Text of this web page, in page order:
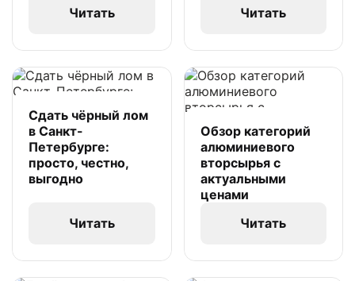
Читать
Читать
Сдать чёрный лом
в Санкт-
Петербурге:
просто, честно,
выгодно
Читать
Обзор категорий
алюминиевого
вторсырья с
актуальными
ценами
Читать